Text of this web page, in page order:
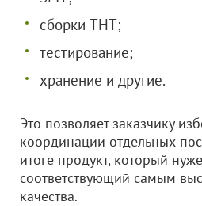
сборки THT;
тестирование;
хранение и другие.
Это позволяет заказчику
координации отдельных
итоге продукт, который
соответствующий самым
качества.